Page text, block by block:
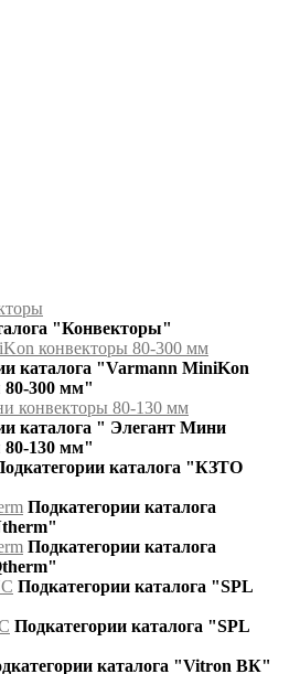
"Конвекторы"
конвекторы 80-300 мм
каталога "Varmann MiniKon
80-300 мм"
конвекторы 80-130 мм
каталога " Элегант Мини
80-130 мм"
каталога "КЗТО
Подкатегории каталога
Подкатегории каталога
Подкатегории каталога "SPL
Подкатегории каталога "SPL
каталога "Vitron ВК"